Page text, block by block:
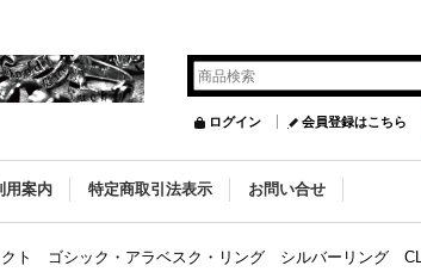
ログイン 会員登録はこちら
用案内 特定商取引法表示 お問い合せ
クト ゴシック・アラベスク・リング シルバーリング